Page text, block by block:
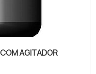
AGITADOR